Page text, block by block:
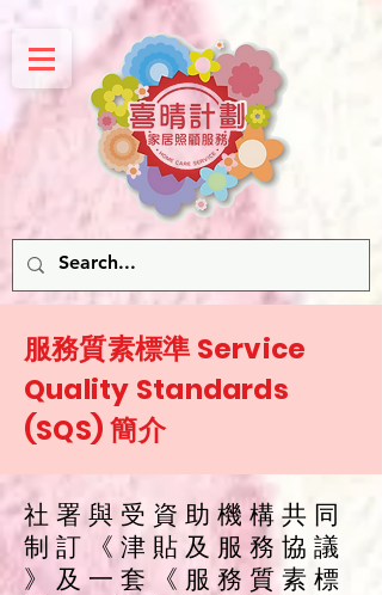
服務質素標準 Service
Quality Standards
(SQS) 簡介
社 署 與 受 資 助 機 構 共 同
制 訂 《 津 貼 及 服 務 協 議
》 及 一 套 《 服 務 質 素 標